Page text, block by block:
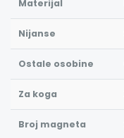
Materijal
Nijanse
Ostale osobine
Za koga
Broj magneta